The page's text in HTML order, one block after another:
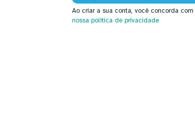
Ao criar a sua conta, você concorda com
nossa política de privacidade